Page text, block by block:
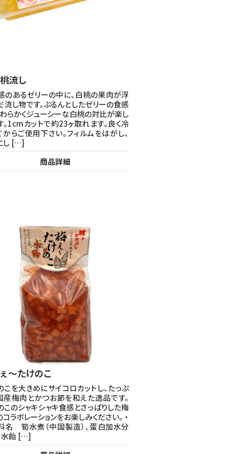
流し
のあるゼリーの中に、白桃の果肉が浮
流し物です。ぷるんとしたゼリーの食感
わらかくジューシーな白桃の対比が楽し
。1cmカットで約23ヶ取れます。良く冷
からご使用下さい。フィルムをはがし、
し […]
商品詳細
～たけのこ
こを大きめにサイコロカットし、たっぷ
産梅肉とかつお節を和えた逸品です。
このシャキシャキ食感とさっぱりした梅
ラボレーションをお楽しみください。 ・
名 筍水煮（中国製造）、蛋白加水分
水飴 […]